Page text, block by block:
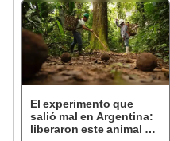
El experimento que
salió mal en Argentina:
liberaron este animal y